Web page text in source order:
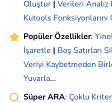
Oluştur | Verileri Analiz
Kutools Fonksiyonlarını
Popüler Özellikler:
İşaretle | Boş Satırları
Veriyi Kaybetmeden
Yuvarla...
Süper ARA: Çoklu